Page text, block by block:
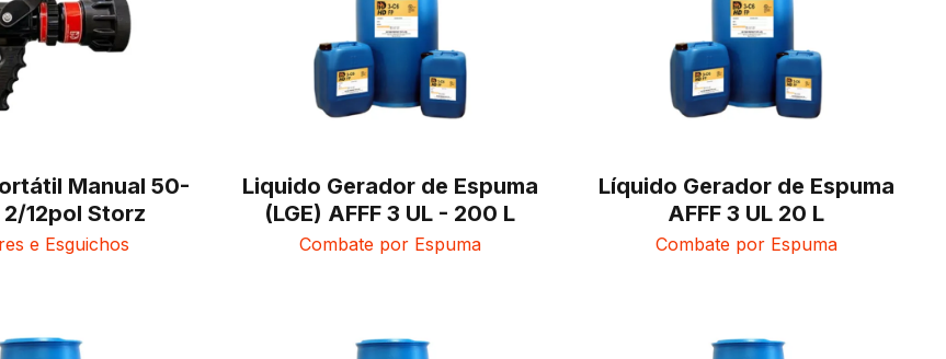
Manual 50-
12pol Storz
e Esguichos
Liquido Gerador de Espuma
(LGE) AFFF 3 UL - 200 L
Combate por Espuma
Líquido Gerador de Espuma
AFFF 3 UL 20 L
Combate por Espuma